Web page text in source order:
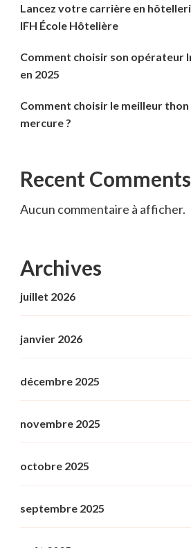
Lancez votre carrière en
IFH École Hôtelière
Comment choisir son opérateur
en 2025
Comment choisir le meilleur thon
mercure ?
Recent Comments
Aucun commentaire à afficher.
Archives
juillet 2026
janvier 2026
décembre 2025
novembre 2025
octobre 2025
septembre 2025